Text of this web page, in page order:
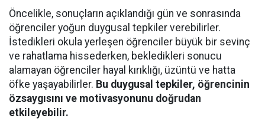
Öncelikle, sonuçların açıklandığı gün ve sonrasında
öğrenciler yoğun duygusal tepkiler verebilirler.
İstedikleri okula yerleşen öğrenciler büyük bir sevinç
ve rahatlama hissederken, bekledikleri sonucu
alamayan öğrenciler hayal kırıklığı, üzüntü ve hatta
öfke yaşayabilirler. Bu duygusal tepkiler, öğrencinin
özsaygısını ve motivasyonunu doğrudan
etkileyebilir.